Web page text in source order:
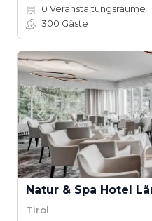
0 Veranstaltungsräume
300 Gäste
Natur & Spa Hotel
Tirol